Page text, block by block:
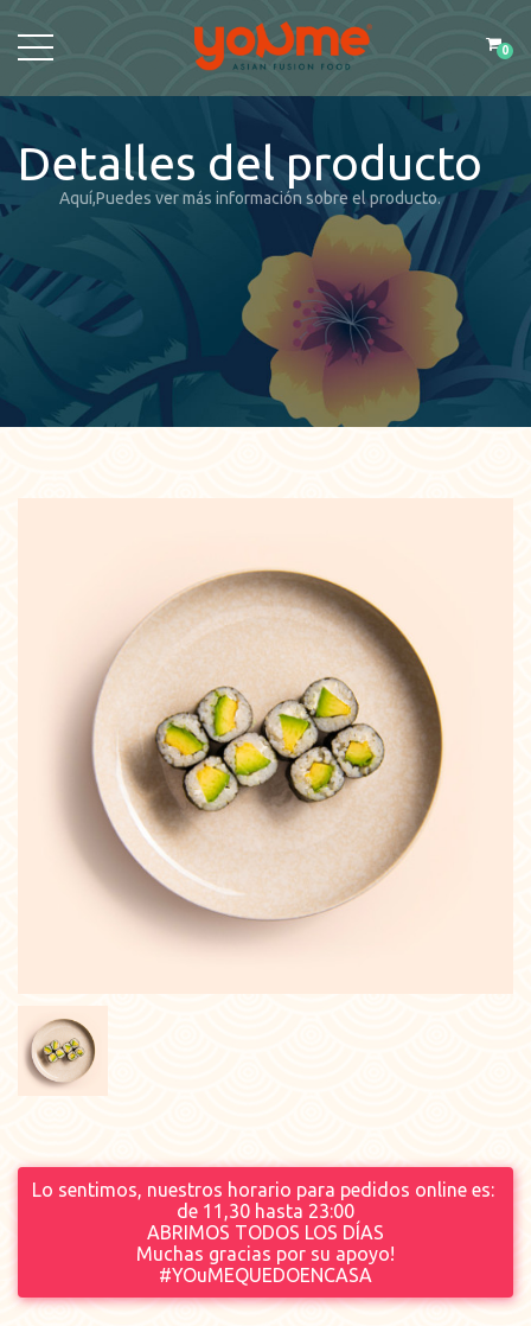
0
Detalles del producto
Aquí,Puedes ver más información sobre el producto.
Lo sentimos, nuestros horario para pedidos online es:
de 11,30 hasta 23:00
ABRIMOS TODOS LOS DÍAS
Muchas gracias por su apoyo!
#YOuMEQUEDOENCASA